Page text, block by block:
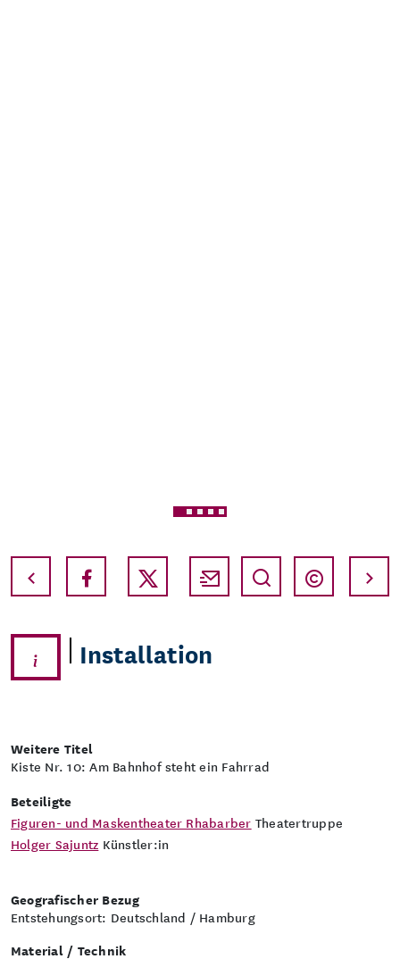
Vollbild
Installation
Weitere Titel
Kiste Nr. 10: Am Bahnhof steht ein Fahrrad
Beteiligte
Figuren- und Maskentheater Rhabarber Theatertruppe
Holger Sajuntz Künstler:in
Geografischer Bezug
Entstehungsort: Deutschland / Hamburg
Material / Technik